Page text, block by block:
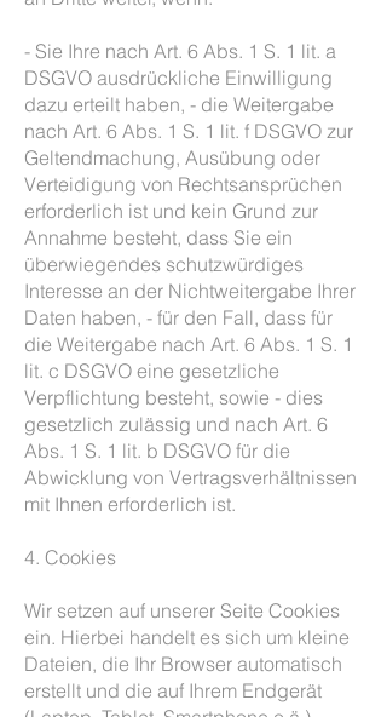
- Sie Ihre nach Art. 6 Abs. 1 S. 1 lit. a
DSGVO ausdrückliche Einwilligung
dazu erteilt haben, - die Weitergabe
nach Art. 6 Abs. 1 S. 1 lit. f DSGVO zur
Geltendmachung, Ausübung oder
Verteidigung von Rechtsansprüchen
erforderlich ist und kein Grund zur
Annahme besteht, dass Sie ein
überwiegendes schutzwürdiges
Interesse an der Nichtweitergabe Ihrer
Daten haben, - für den Fall, dass für
die Weitergabe nach Art. 6 Abs. 1 S. 1
lit. c DSGVO eine gesetzliche
Verpflichtung besteht, sowie - dies
gesetzlich zulässig und nach Art. 6
Abs. 1 S. 1 lit. b DSGVO für die
Abwicklung von Vertragsverhältnissen
mit Ihnen erforderlich ist.
4. Cookies
Wir setzen auf unserer Seite Cookies
ein. Hierbei handelt es sich um kleine
Dateien, die Ihr Browser automatisch
erstellt und die auf Ihrem Endgerät